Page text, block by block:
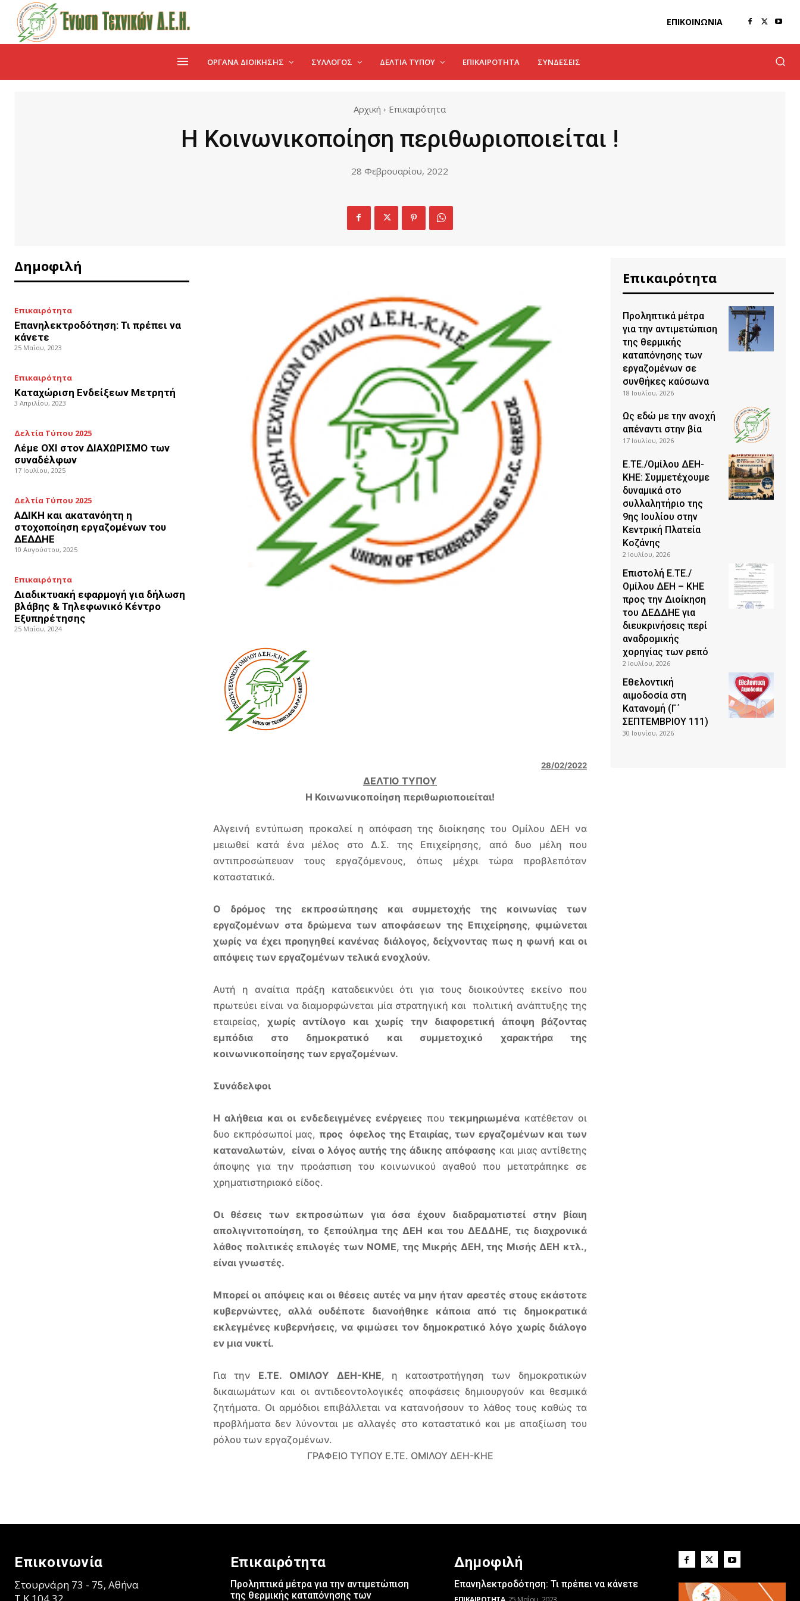
ΕΠΙΚΟΙΝΩΝΊΑ
ΌΡΓΑΝΑ ΔΙΟΊΚΗΣΗΣ ΣΥΛΛΟΓΟΣ ΔΕΛΤΊΑ ΤΎΠΟΥ ΕΠΙΚΑΙΡΌΤΗΤΑ ΣΥΝΔΈΣΕΙΣ
Αρχική Επικαιρότητα
Η Κοινωνικοποίηση περιθωριοποιείται !
28 Φεβρουαρίου, 2022
Δημοφιλή
Επικαιρότητα
Επανηλεκτροδότηση: Τι πρέπει να
κάνετε
25 Μαΐου, 2023
Επικαιρότητα
Καταχώριση Ενδείξεων Μετρητή
3 Απριλίου, 2023
Δελτία Τύπου 2025
Λέμε ΟΧΙ στον ΔΙΑΧΩΡΙΣΜΟ των
συναδέλφων
17 Ιουλίου, 2025
Δελτία Τύπου 2025
ΑΔΙΚΗ και ακατανόητη η
στοχοποίηση εργαζομένων του
ΔΕΔΔΗΕ
10 Αυγούστου, 2025
Επικαιρότητα
Διαδικτυακή εφαρμογή για δήλωση
βλάβης & Τηλεφωνικό Κέντρο
Εξυπηρέτησης
25 Μαΐου, 2024
28/02/2022
ΔΕΛΤΙΟ ΤΥΠΟΥ
Η Κοινωνικοποίηση περιθωριοποιείται!
Αλγεινή εντύπωση προκαλεί η απόφαση της διοίκησης του Ομίλου ΔΕΗ να
μειωθεί κατά ένα μέλος στο Δ.Σ. της Επιχείρησης, από δυο μέλη που
αντιπροσώπευαν τους εργαζόμενους, όπως μέχρι τώρα προβλεπόταν
καταστατικά.
Ο δρόμος της εκπροσώπησης και συμμετοχής της κοινωνίας των
εργαζομένων στα δρώμενα των αποφάσεων της Επιχείρησης, φιμώνεται
χωρίς να έχει προηγηθεί κανένας διάλογος, δείχνοντας πως η φωνή και οι
απόψεις των εργαζομένων τελικά ενοχλούν.
Αυτή η αναίτια πράξη καταδεικνύει ότι για τους διοικούντες εκείνο που
πρωτεύει είναι να διαμορφώνεται μία στρατηγική και πολιτική ανάπτυξης της
εταιρείας, χωρίς αντίλογο και χωρίς την διαφορετική άποψη βάζοντας
εμπόδια στο δημοκρατικό και συμμετοχικό χαρακτήρα της
κοινωνικοποίησης των εργαζομένων.
Συνάδελφοι
Η αλήθεια και οι ενδεδειγμένες ενέργειες πουτεκμηριωμένα κατέθεταν οι
δυο εκπρόσωποί μας, προς όφελος της Εταιρίας, των εργαζομένων και των
καταναλωτών, είναι ο λόγος αυτής της άδικης απόφασης και μιας αντίθετης
άποψης για την προάσπιση του κοινωνικού αγαθού που μετατράπηκε σε
χρηματιστηριακό είδος.
Οι θέσεις των εκπροσώπων για όσα έχουν διαδραματιστεί στην βίαιη
απολιγνιτοποίηση, το ξεπούλημα της ΔΕΗ και του ΔΕΔΔΗΕ, τις διαχρονικά
λάθος πολιτικές επιλογές των ΝΟΜΕ, της Μικρής ΔΕΗ, της Μισής ΔΕΗ κτλ.,
είναι γνωστές.
Μπορεί οι απόψεις και οι θέσεις αυτές να μην ήταν αρεστές στους εκάστοτε
κυβερνώντες, αλλά ουδέποτε διανοήθηκε κάποια από τις δημοκρατικά
εκλεγμένες κυβερνήσεις, να φιμώσει τον δημοκρατικό λόγο χωρίς διάλογο
εν μια νυκτί.
Για την Ε.ΤΕ. ΟΜΙΛΟΥ ΔΕΗ-ΚΗΕ, η καταστρατήγηση των δημοκρατικών
δικαιωμάτων και οι αντιδεοντολογικές αποφάσεις δημιουργούν και θεσμικά
ζητήματα. Οι αρμόδιοι επιβάλλεται να κατανοήσουν το λάθος τους καθώς τα
προβλήματα δεν λύνονται με αλλαγές στο καταστατικό και με απαξίωση του
ρόλου των εργαζομένων.
ΓΡΑΦΕΙΟ ΤΥΠΟΥ Ε.ΤΕ. ΟΜΙΛΟΥ ΔΕΗ-ΚΗΕ
Επικαιρότητα
Προληπτικά μέτρα
για την αντιμετώπιση
της θερμικής
καταπόνησης των
εργαζομένων σε
συνθήκες καύσωνα
18 Ιουλίου, 2026
Ως εδώ με την ανοχή
απέναντι στην βία
17 Ιουλίου, 2026
Ε.ΤΕ./Ομίλου ΔΕΗ-
ΚΗΕ: Συμμετέχουμε
δυναμικά στο
συλλαλητήριο της
9ης Ιουλίου στην
Κεντρική Πλατεία
Κοζάνης
2 Ιουλίου, 2026
Επιστολή Ε.ΤΕ./
Ομίλου ΔΕΗ – ΚΗΕ
προς την Διοίκηση
του ΔΕΔΔΗΕ για
διευκρινήσεις περί
αναδρομικής
χορηγίας των ρεπό
2 Ιουλίου, 2026
Εθελοντική
αιμοδοσία στη
Κατανομή (Γ΄
ΣΕΠΤΕΜΒΡΙΟΥ 111)
30 Ιουνίου, 2026
Επικοινωνία
Στουρνάρη 73 - 75, Αθήνα
Επικαιρότητα
Προληπτικά μέτρα για την αντιμετώπιση
της θερμικής καταπόνησης των
Δημοφιλή
Επανηλεκτροδότηση: Τι πρέπει να κάνετε